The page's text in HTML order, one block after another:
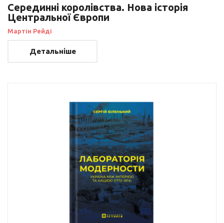
Серединні королівства. Нова історія
Центральної Європи
Мартін Рейді
Детальніше